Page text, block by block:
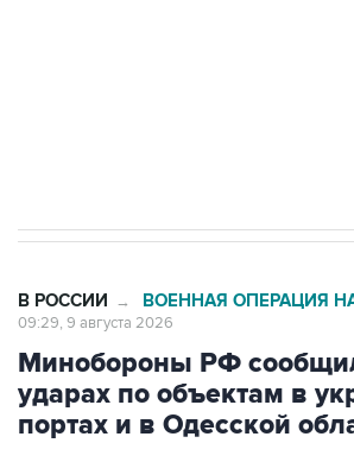
В РОССИИ → ВОЕННАЯ ОПЕРАЦИЯ
09:29, 9 августа 2026
Минобороны РФ
ударах по объектам в
портах и в Одесской